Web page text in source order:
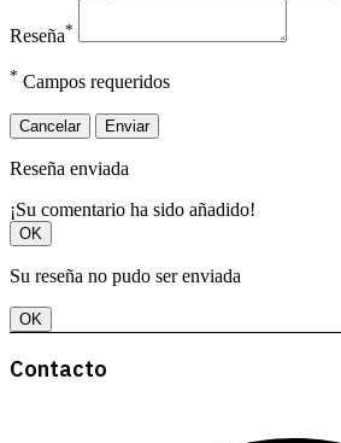
Reseña*
* Campos requeridos
Cancelar Enviar
Reseña enviada
¡Su comentario ha sido añadido!
OK
Su reseña no pudo ser enviada
OK
Contacto